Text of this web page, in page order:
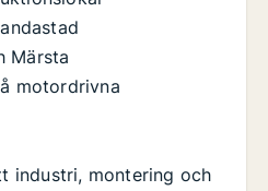
Märsta
motordrivna
industri, montering och